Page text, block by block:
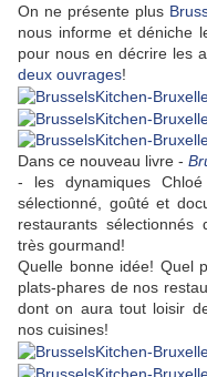
On ne présente plus
nous informe et déniche
pour nous en décrire les
deux ouvrages!
Dans ce nouveau livre -
- les dynamiques
sélectionné, goûté et
restaurants sélectionnés
très gourmand!
Quelle bonne idée! Quel
plats-phares de nos
dont on aura tout loisir
nos cuisines!